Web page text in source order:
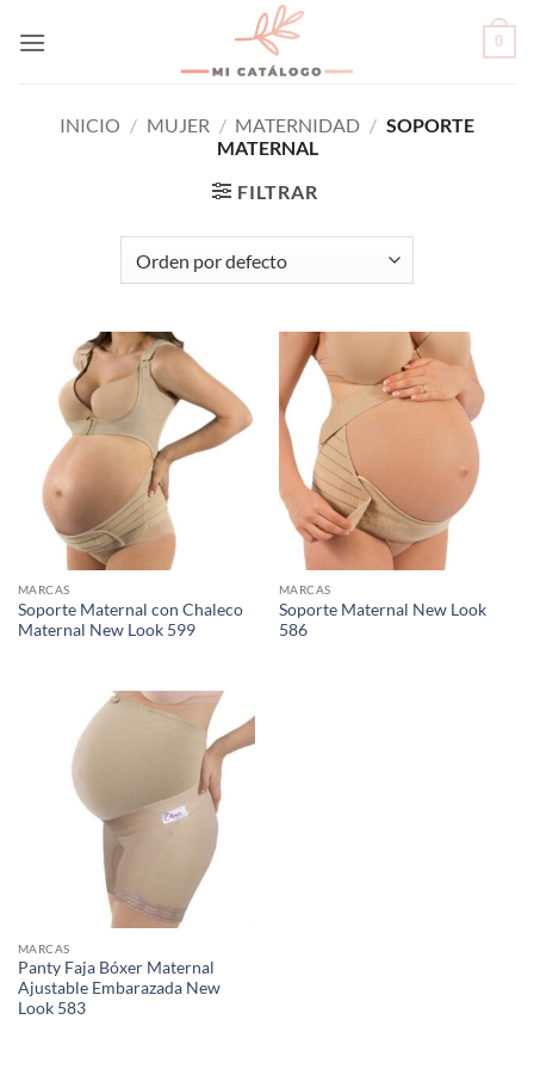
0
INICIO / MUJER / MATERNIDAD / SOPORTE
MATERNAL
FILTRAR
MARCAS
Soporte Maternal con Chaleco
Maternal New Look 599
MARCAS
Soporte Maternal New Look
586
MARCAS
Panty Faja Bóxer Maternal
Ajustable Embarazada New
Look 583